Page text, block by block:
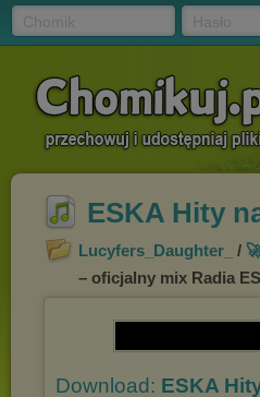
ESKA Hity
Lucyfers_Daughter_ /
– oficjalny mix Radia
Download: ESKA